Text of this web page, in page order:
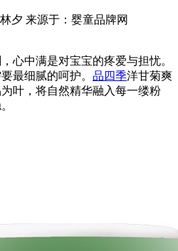
夕 来源于：婴童品牌网
心中满是对宝宝的疼爱与担忧。
最细腻的呵护。 品四季洋甘菊爽
叶，将自然精华融入每一缕粉